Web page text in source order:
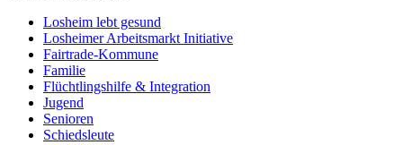
Losheim lebt gesund
Losheimer Arbeitsmarkt Initiative
Fairtrade-Kommune
Familie
Flüchtlingshilfe & Integration
Jugend
Senioren
Schiedsleute